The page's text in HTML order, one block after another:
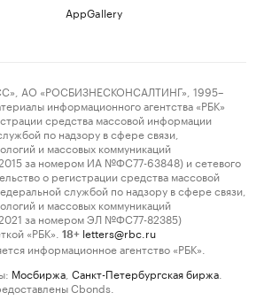
AppGallery
АО «РОСБИЗНЕСКОНСАЛТИНГ», 1995–
информационного агентства «РБК»
средства массовой информации
по надзору в сфере связи,
и массовых коммуникаций
за номером ИА №ФС77-63848) и сетевого
о регистрации средства массовой
службой по надзору в сфере связи,
и массовых коммуникаций
за номером ЭЛ №ФС77-82385)
«РБК».
18+ letters@rbc.ru
информационное агентство «РБК».
Мосбиржа Санкт-Петербургская биржа
Cbonds.